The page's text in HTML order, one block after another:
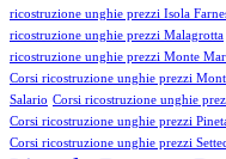
ricostruzione unghie prezzi Isola
ricostruzione unghie prezzi Malagrotta
ricostruzione unghie prezzi Monte
Corsi ricostruzione unghie prezzi
Salario Corsi ricostruzione unghie
Corsi ricostruzione unghie prezzi
Corsi ricostruzione unghie prezzi